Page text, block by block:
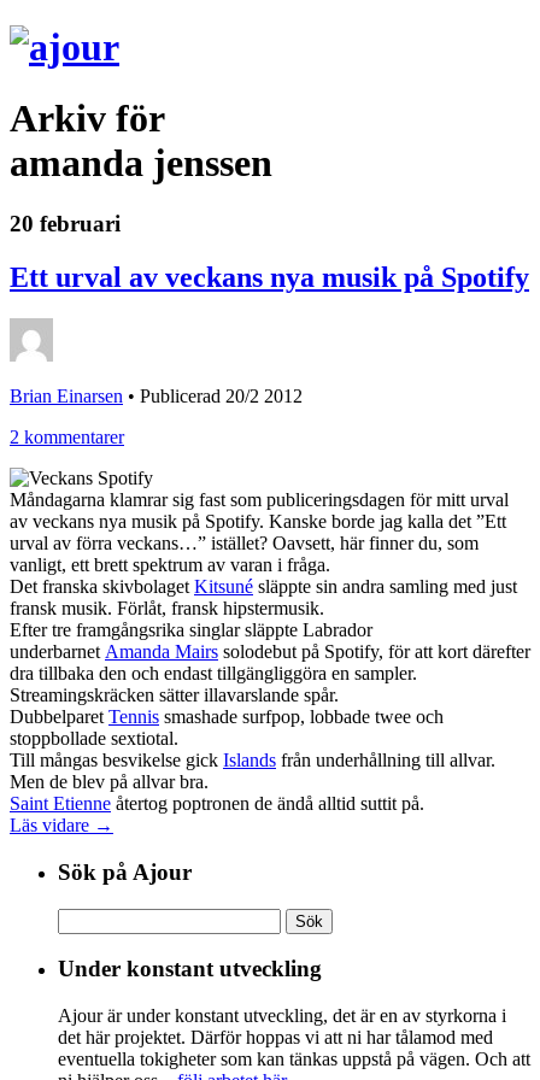
Arkiv för
amanda jenssen
20 februari
Ett urval av veckans nya musik på Spotify
Brian Einarsen • Publicerad 20/2 2012
2 kommentarer
Måndagarna klamrar sig fast som publiceringsdagen för mitt urval
av veckans nya musik på Spotify. Kanske borde jag kalla det ”Ett
urval av förra veckans…” istället? Oavsett, här finner du, som
vanligt, ett brett spektrum av varan i fråga.
Det franska skivbolaget Kitsuné släppte sin andra samling med just
fransk musik. Förlåt, fransk hipstermusik.
Efter tre framgångsrika singlar släppte Labrador
underbarnet Amanda Mairs solodebut på Spotify, för att kort därefter
dra tillbaka den och endast tillgängliggöra en sampler.
Streamingskräcken sätter illavarslande spår.
Dubbelparet Tennis smashade surfpop, lobbade twee och
stoppbollade sextiotal.
Till mångas besvikelse gick Islands från underhållning till allvar.
Men de blev på allvar bra.
Saint Etienne återtog poptronen de ändå alltid suttit på.
Läs vidare →
Sök på Ajour
efter:
Under konstant utveckling
Ajour är under konstant utveckling, det är en av styrkorna i
det här projektet. Därför hoppas vi att ni har tålamod med
eventuella tokigheter som kan tänkas uppstå på vägen. Och att